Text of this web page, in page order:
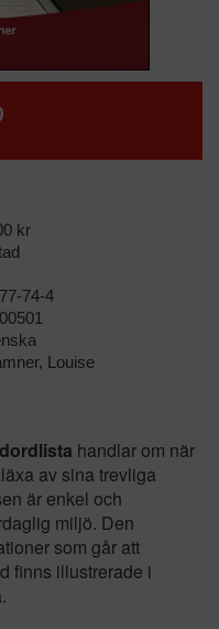
kr
74-4
Louise
handlar om när
av sina trevliga
är enkel och
miljö. Den
som går att
finns illustrerade i